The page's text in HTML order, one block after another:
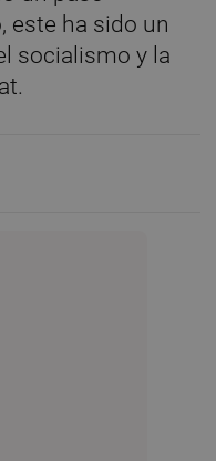
este ha sido un
socialismo y la